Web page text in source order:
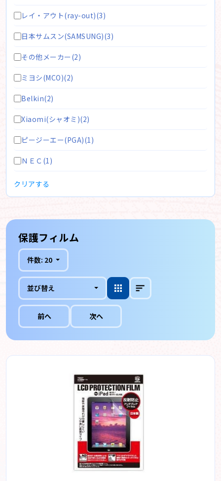
レイ・アウト(ray-out)(3)
日本サムスン(SAMSUNG)(3)
その他メーカー(2)
ミヨシ(MCO)(2)
Belkin(2)
Xiaomi(シャオミ)(2)
ピージーエー(PGA)(1)
ＮＥＣ(1)
クリアする
保護フィルム
件数: 20
並び替え
前へ 次へ